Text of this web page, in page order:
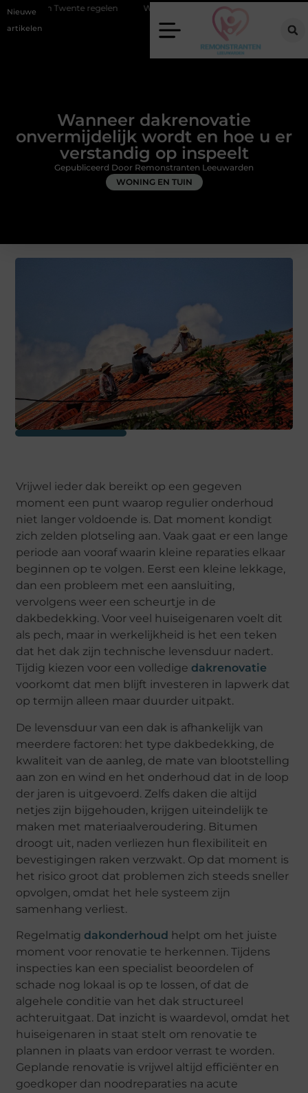
Nieuwe
artikelen
regelen Wat zero-click search betekent voor de toekomst van
Wanneer dakrenovatie
onvermijdelijk wordt en hoe u er
verstandig op inspeelt
WONING EN TUIN
Gepubliceerd Door Remonstranten Leeuwarden
Vrijwel ieder dak bereikt op een gegeven
moment een punt waarop regulier onderhoud
niet langer voldoende is. Dat moment kondigt
zich zelden plotseling aan. Vaak gaat er een lange
periode aan vooraf waarin kleine reparaties elkaar
beginnen op te volgen. Eerst een kleine lekkage,
dan een probleem met een aansluiting,
vervolgens weer een scheurtje in de
dakbedekking. Voor veel huiseigenaren voelt dit
als pech, maar in werkelijkheid is het een teken
dat het dak zijn technische levensduur nadert.
Tijdig kiezen voor een volledige dakrenovatie
voorkomt dat men blijft investeren in lapwerk dat
op termijn alleen maar duurder uitpakt.
De levensduur van een dak is afhankelijk van
meerdere factoren: het type dakbedekking, de
kwaliteit van de aanleg, de mate van blootstelling
aan zon en wind en het onderhoud dat in de loop
der jaren is uitgevoerd. Zelfs daken die altijd
netjes zijn bijgehouden, krijgen uiteindelijk te
maken met materiaalveroudering. Bitumen
droogt uit, naden verliezen hun flexibiliteit en
bevestigingen raken verzwakt. Op dat moment is
het risico groot dat problemen zich steeds sneller
opvolgen, omdat het hele systeem zijn
samenhang verliest.
Regelmatig dakonderhoud helpt om het juiste
moment voor renovatie te herkennen. Tijdens
inspecties kan een specialist beoordelen of
schade nog lokaal is op te lossen, of dat de
algehele conditie van het dak structureel
achteruitgaat. Dat inzicht is waardevol, omdat het
huiseigenaren in staat stelt om renovatie te
plannen in plaats van erdoor verrast te worden.
Geplande renovatie is vrijwel altijd efficiënter en
goedkoper dan noodreparaties na acute